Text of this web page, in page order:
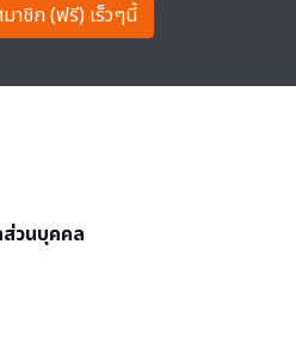
าชิก (ฟรี) เร็วๆนี้
วนบุคคล